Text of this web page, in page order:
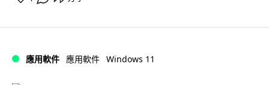
應用軟件 應用軟件 Windows 11